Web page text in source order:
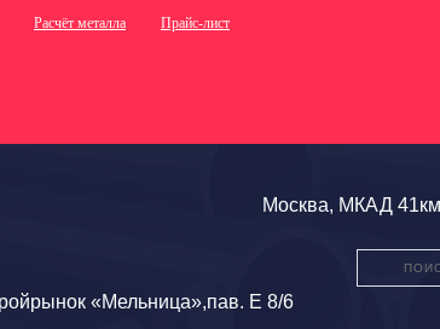
Расчёт металла
Прайс-лист
Москва, МКАД
«Мельница»,пав. Е 8/6